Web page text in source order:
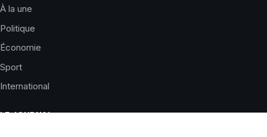
À la une
Politique
Économie
Sport
International
LE JOURNAL